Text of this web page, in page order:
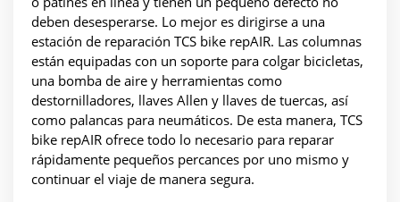
deben desesperarse. Lo mejor es dirigirse a una
estación de reparación TCS bike repAIR. Las columnas
están equipadas con un soporte para colgar bicicletas,
una bomba de aire y herramientas como
destornilladores, llaves Allen y llaves de tuercas, así
como palancas para neumáticos. De esta manera, TCS
bike repAIR ofrece todo lo necesario para reparar
rápidamente pequeños percances por uno mismo y
continuar el viaje de manera segura.